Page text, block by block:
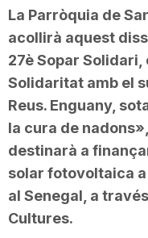
La Parròquia de
acollirà aquest
27è Sopar
Solidaritat amb el
Reus. Enguany,
la cura de
destinarà a
solar fotovoltaica
al Senegal, a
Cultures.